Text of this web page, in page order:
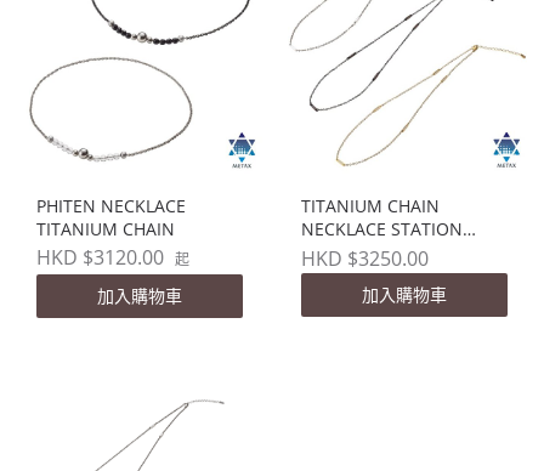
PHITEN NECKLACE
TITANIUM CHAIN
HKD $3120.00 起
加入購物車
TITANIUM CHAIN
NECKLACE STATION
40+5cm (限量版)
HKD $3250.00
加入購物車